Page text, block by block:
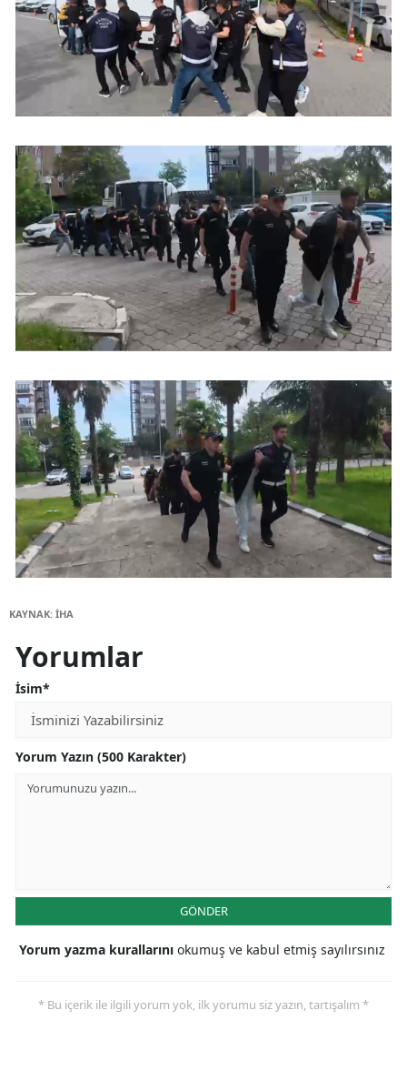
KAYNAK: İHA
Yorumlar
İsim*
Yorum Yazın (500 Karakter)
GÖNDER
Yorum yazma kurallarını okumuş ve kabul etmiş sayılırsınız
* Bu içerik ile ilgili yorum yok, ilk yorumu siz yazın, tartışalım *